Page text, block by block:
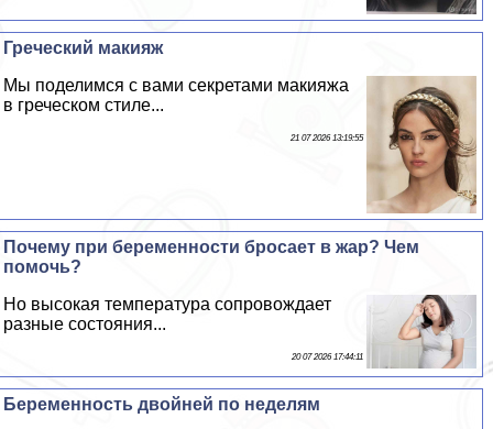
Греческий макияж
Мы поделимся с вами секретами макияжа
в греческом стиле...
21 07 2026 13:19:55
Почему при беременности бросает в жар? Чем
помочь?
Но высокая температура сопровождает
разные состояния...
20 07 2026 17:44:11
Беременность двойней по неделям